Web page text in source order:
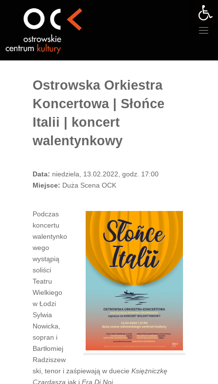
Ostrowska Orkiestra
Koncertowa | Słońce
Italii | koncert
walentynkowy
Data: niedziela, 13.02.2022, godz. 17:00
Miejsce: Duża Scena OCK
Podczas
koncertu
walentynko
wego
wystąpią
soliści
Teatru
Wielkiego
w Łodzi
Sylwia
Nowicka,
sopran i
Bartłomiej
Radziszew
ski, tenor i zaśpiewają w duecieKsiężniczkę
Czardasza jak iFra Di Noi.